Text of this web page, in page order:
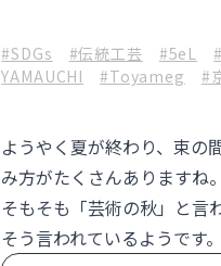
#SDGs #伝統工芸 #5eL
YAMAUCHI
#Toyameg #
ようやく夏が終わり、束の
み方がたくさんありますね
そもそも「芸術の秋」と言
そう言われているようです